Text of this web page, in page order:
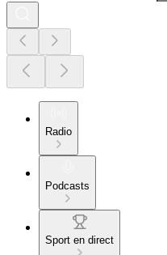
Radio
Podcasts
Sport en direct